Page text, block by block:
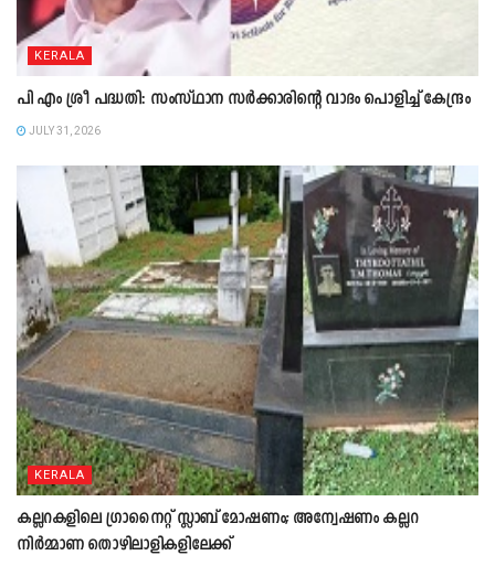
KERALA
പി എം ശ്രീ പദ്ധതി: സംസ്ഥാന സർക്കാരിന്റെ വാദം പൊളിച്ച് കേന്ദ്രം
JULY 31, 2026
KERALA
കല്ലറകളിലെ ഗ്രാനൈറ്റ് സ്ലാബ് മോഷണം; അന്വേഷണം കല്ലറ
നിർമ്മാണ തൊഴിലാളികളിലേക്ക്